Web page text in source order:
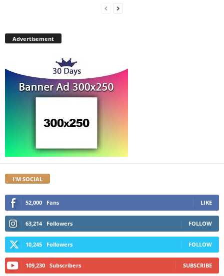
Advertisement
I'M SOCIAL
52,000 Fans LIKE
63,214 Followers FOLLOW
10,245 Followers FOLLOW
109,230 Subscribers SUBSCRIBE